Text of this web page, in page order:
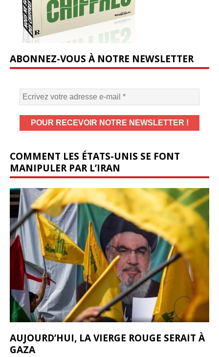
ABONNEZ-VOUS À NOTRE NEWSLETTER
COMMENT LES ÉTATS-UNIS SE FONT
MANIPULER PAR L’IRAN
AUJOURD’HUI, LA VIERGE ROUGE SERAIT À
GAZA